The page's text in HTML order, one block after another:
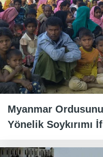
Myanmar
Yönelik Soykırımı